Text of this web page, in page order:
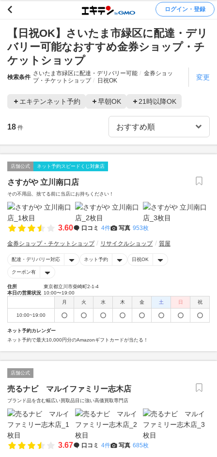
ログイン・登録
【日祝OK】さいたま市緑区に配達・デリ
バリー可能なおすすめ金券ショップ・チ
ケットショップ
検索条件
さいたま市緑区に配達・デリバリー可能
金券ショッ
プ・チケットショップ
日祝OK 変更
エキテンネット予約 早朝OK 21時以降OK
18 件
店舗公式 ネット予約スピードくじ対象店
さすがや 立川南口店
その不用品、捨てる前に当店にお持ちください！
3.60 口コミ 4件 写真 953枚
金券ショップ・チケットショップ リサイクルショップ 質屋
配達・デリバリー対応 ネット予約 日祝OK
クーポン有
住所
東京都立川市柴崎町2-1-4
本日の営業状況 10:00〜19:00
月
火 水 木 金 土 日 祝
10:00~19:00
ネット予約カレンダー
ネット予約で最大10,000円分のAmazonギフトカードが当たる！
店舗公式
売るナビ マルイファミリー志木店
ブランド品を含む幅広い買取品目に強い高価買取専門店
3.67 口コミ 4件 写真 685枚